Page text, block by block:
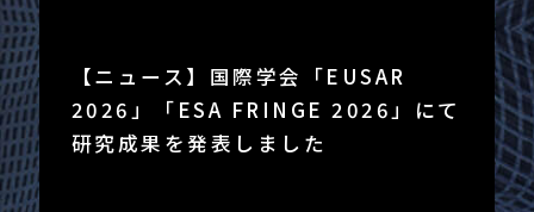
【ニュース】国際学会「EUSAR
2026」「ESA FRINGE 2026」にて
研究成果を発表しました